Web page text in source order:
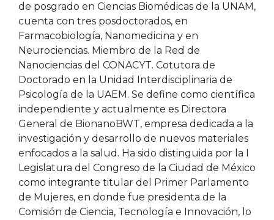
de posgrado en Ciencias Biomédicas de la UNAM,
cuenta con tres posdoctorados, en
Farmacobiología, Nanomedicina y en
Neurociencias. Miembro de la Red de
Nanociencias del CONACYT. Cotutora de
Doctorado en la Unidad Interdisciplinaria de
Psicología de la UAEM. Se define como científica
independiente y actualmente es Directora
General de BionanoBWT, empresa dedicada a la
investigación y desarrollo de nuevos materiales
enfocados a la salud. Ha sido distinguida por la I
Legislatura del Congreso de la Ciudad de México
como integrante titular del Primer Parlamento
de Mujeres, en donde fue presidenta de la
Comisión de Ciencia, Tecnología e Innovación, lo